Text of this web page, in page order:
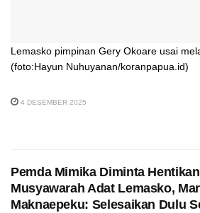
Lemasko pimpinan Gery Okoare usai
(foto:Hayun Nuhuyanan/koranpapua.id)
4 DESEMBER 2025
Pemda Mimika Diminta
Musyawarah Adat Lemasko,
Maknaepeku: Selesaikan Dulu